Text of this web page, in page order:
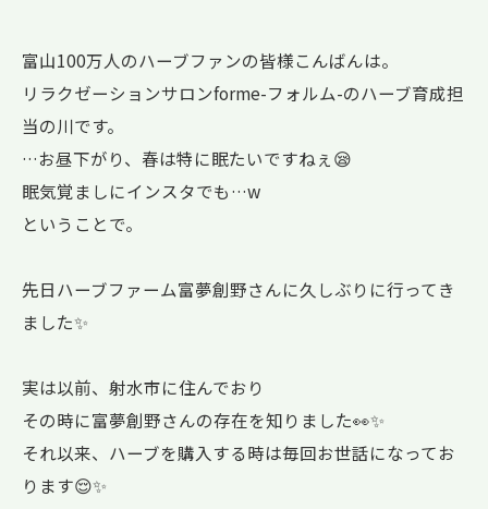
富山100万人のハーブファンの皆様こんばんは。
リラクゼーションサロンforme-フォルム-のハーブ育成担
当の川です。
…お昼下がり、春は特に眠たいですねぇ😪
眠気覚ましにインスタでも…w
ということで。
先日ハーブファーム富夢創野さんに久しぶりに行ってき
ました✨
実は以前、射水市に住んでおり
その時に富夢創野さんの存在を知りました👀✨
それ以来、ハーブを購入する時は毎回お世話になってお
ります😌✨